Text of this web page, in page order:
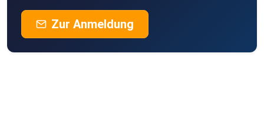
Zur Anmeldung